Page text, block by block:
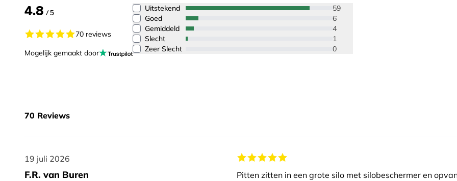
4.8 / 5
70 reviews
Mogelijk gemaakt door
Uitstekend
59
Goed
6
Gemiddeld
4
Slecht
1
Zeer Slecht
0
70 Reviews
19 juli 2026
19 juli 2026
F.R. van Buren
Pitten zitten in een grote silo met silobeschermer en